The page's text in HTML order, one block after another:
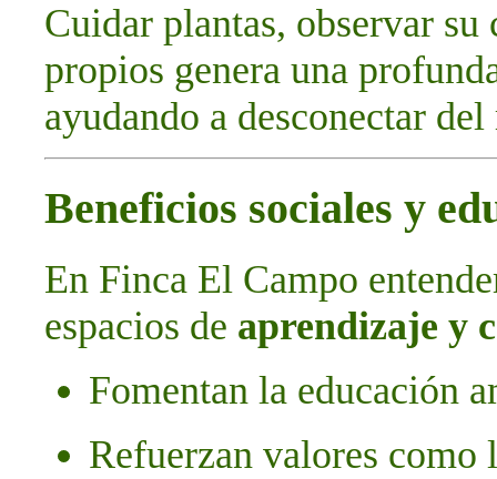
Cuidar plantas, observar
propios genera una
ayudando a desconectar
Beneficios sociales y
En Finca El Campo
espacios de aprendizaje y
Fomentan la educación
Refuerzan valores como